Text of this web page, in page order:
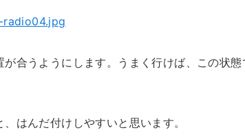
合うようにします。うまく行けば、この状
はんだ付けしやすいと思います。